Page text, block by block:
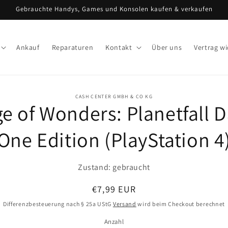
Gebrauchte Handys, Games und Konsolen kaufen & verkaufen
Ankauf Reparaturen Kontakt Über uns Vertrag
CASH CENTER GMBH & CO KG
of Wonders: Planetfall
Edition (PlayStation
Zustand: gebraucht
Normaler
Preis
€7,99 EUR
Differenzbesteuerung nach § 25a UStG Versand wird beim Checkout berechnet
Anzahl